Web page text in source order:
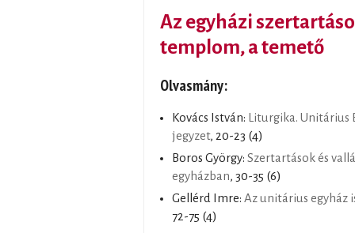
Az egyházi
templom, a temető
Olvasmány:
Kovács István: Liturgika. Unitárius
jegyzet, 20-23 (4)
Boros György: Szertartások és
egyházban, 30-35 (6)
Gellérd Imre: Az unitárius egyház
72-75 (4)